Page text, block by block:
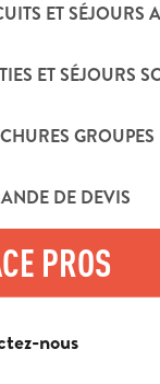
ET SÉJOURS
ET SÉJOURS
GROUPES
DE DEVIS
PROS
nous